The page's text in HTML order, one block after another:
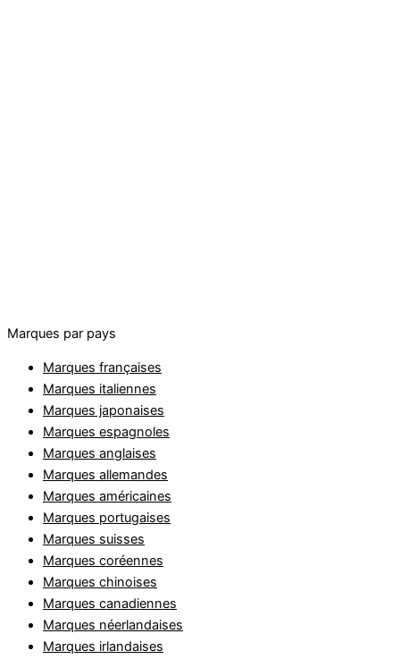
Marques par pays
Marques françaises
Marques italiennes
Marques japonaises
Marques espagnoles
Marques anglaises
Marques allemandes
Marques américaines
Marques portugaises
Marques suisses
Marques coréennes
Marques chinoises
Marques canadiennes
Marques néerlandaises
Marques irlandaises